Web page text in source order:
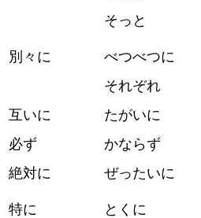
そっと
別々に
べつべつに
それぞれ
互いに
たがいに
必ず
かならず
絶対に
ぜったいに
特に
とくに